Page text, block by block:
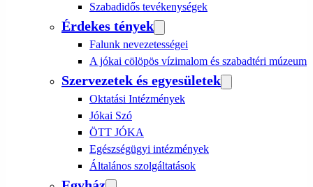
Szabadidős tevékenységek
Érdekes tények
Falunk nevezetességei
A jókai cölöpös vízimalom és szabadtéri múzeum
Szervezetek és egyesületek
Oktatási Intézmények
Jókai Szó
ÖTT JÓKA
Egészségügyi intézmények
Általános szolgáltatások